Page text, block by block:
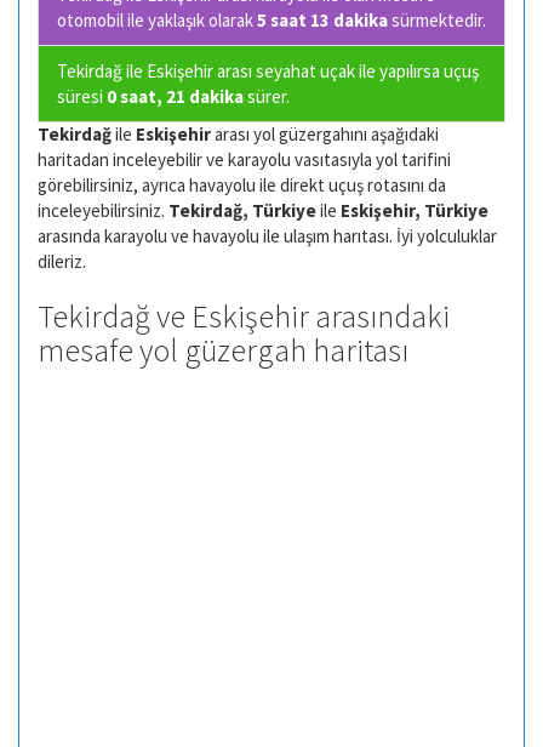
otomobil ile yaklaşık olarak5 saat 13 dakikasürmektedir.
Tekirdağ ile Eskişehir arası seyahat uçak ile yapılırsa uçuş
süresi 0 saat, 21 dakikasürer.
Tekirdağile Eskişehirarası yol güzergahını aşağıdaki
haritadan inceleyebilir ve karayolu vasıtasıyla yol tarifini
görebilirsiniz, ayrıca havayolu ile direkt uçuş rotasını da
inceleyebilirsiniz. Tekirdağ, Türkiyeile Eskişehir, Türkiye
arasında karayolu ve havayolu ile ulaşım harıtası. İyi yolculuklar
dileriz.
Tekirdağ ve Eskişehir arasındaki
mesafe yol güzergah haritası